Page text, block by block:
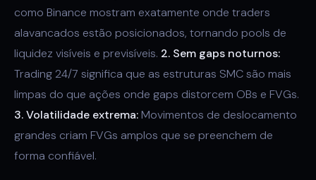
como Binance mostram exatamente onde traders
alavancados estão posicionados, tornando pools de
liquidez visíveis e previsíveis. 2. Sem gaps noturnos:
Trading 24/7 significa que as estruturas SMC são mais
limpas do que ações onde gaps distorcem OBs e FVGs.
3. Volatilidade extrema:Movimentos de deslocamento
grandes criam FVGs amplos que se preenchem de
forma confiável.